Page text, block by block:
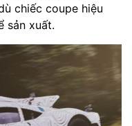
chiếc coupe hiệu
sản xuất.